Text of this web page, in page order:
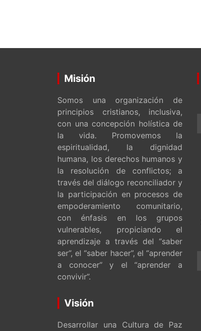
Misión
Somos una organización de
principios cristianos, inclusiva,
con una concepción holística de
la vida. Promovemos la
espiritualidad, la dignidad
humana, los derechos humanos y
la resolución de conflictos; a
través del diálogo reconciliador y
la participación en procesos de
empoderamiento comunitario,
con énfasis en los grupos
vulnerables, propiciando el
aprendizaje a través del “saber
ser”, el “saber hacer”, el “aprender
a conocer” y el “aprender a
convivir”.
Visión
Desarrollar una Cultura de Paz